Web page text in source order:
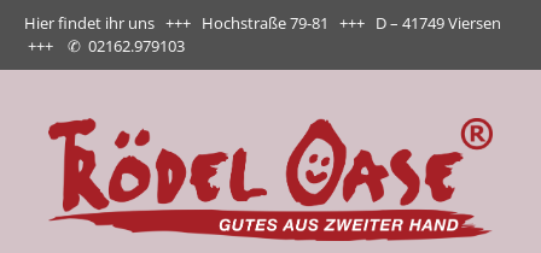
Zum
Inhalt
springen
Hier findet ihr uns +++ Hochstraße 79-81 +++ D – 41749 Viersen
+++ ✆ 02162.979103